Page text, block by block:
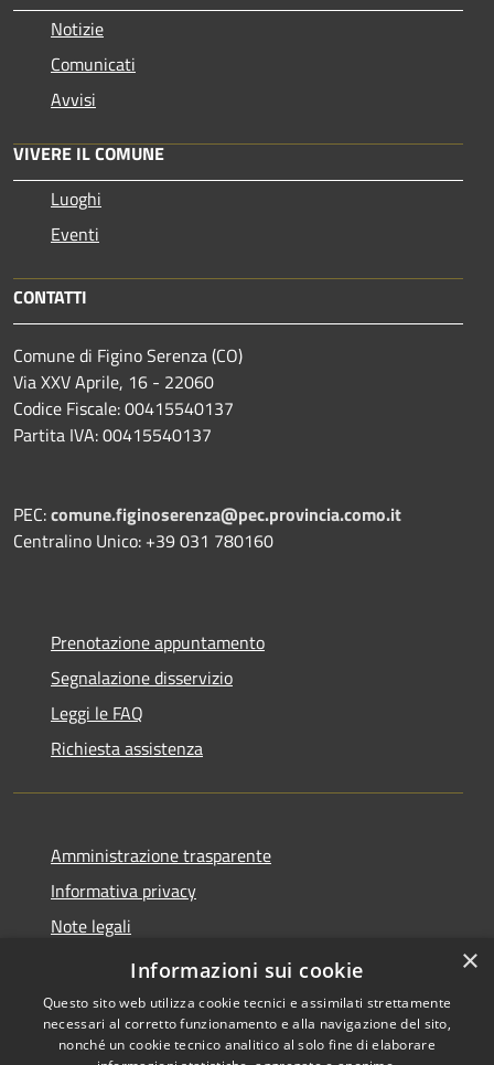
Notizie
Comunicati
Avvisi
VIVERE IL COMUNE
Luoghi
Eventi
CONTATTI
Comune di Figino Serenza (CO)
Via XXV Aprile, 16 - 22060
Codice Fiscale: 00415540137
Partita IVA: 00415540137
PEC:comune.figinoserenza@pec.provincia.como.it
Centralino Unico: +39 031 780160
Prenotazione appuntamento
Segnalazione disservizio
Leggi le FAQ
Richiesta assistenza
Amministrazione trasparente
Informativa privacy
Note legali
Dichiarazione di accessibilità
×
Informazioni sui cookie
Questo sito web utilizza cookie tecnici e assimilati strettamente
necessari al corretto funzionamento e alla navigazione del sito,
nonché un cookie tecnico analitico al solo fine di elaborare